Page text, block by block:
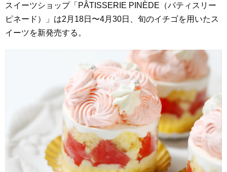
スイーツショップ「PÂTISSERIE PINÈDE（パティスリー
ピネード）」は2月18日〜4月30日、旬のイチゴを用いたス
イーツを新発売する。